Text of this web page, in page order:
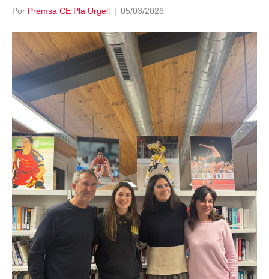
Por Premsa CE Pla Urgell | 05/03/2026